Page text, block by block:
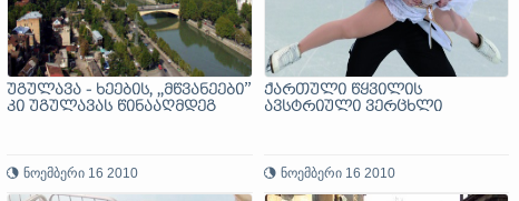
უგულავა - ხეების, ,,მწვანეები’’
კი უგულავას წინააღმდეგ
ნოემბერი 16 2010
ქართული წყვილის
ავსტრიული ვერცხლი
ნოემბერი 16 2010